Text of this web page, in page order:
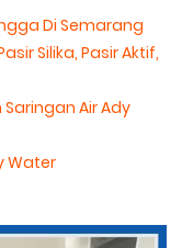
Di Semarang
Silika, Pasir Aktif,
Air Ady
Water